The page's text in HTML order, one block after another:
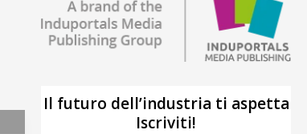
Il futuro dell’industria ti aspetta
Iscriviti!